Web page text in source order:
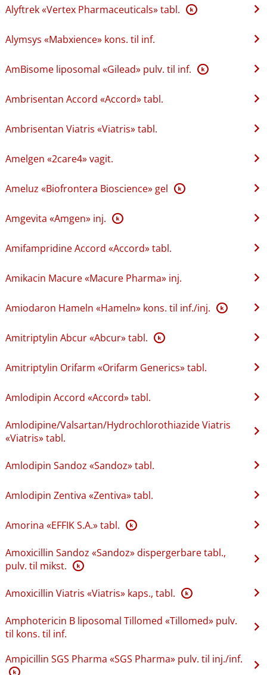
Alyftrek «Vertex Pharmaceuticals» tabl. K
Alymsys «Mabxience» kons. til inf.
AmBisome liposomal «Gilead» pulv. til inf. K
Ambrisentan Accord «Accord» tabl.
Ambrisentan Viatris «Viatris» tabl.
Amelgen «2care4» vagit.
Ameluz «Biofrontera Bioscience» gel K
Amgevita «Amgen» inj. K
Amifampridine Accord «Accord» tabl.
Amikacin Macure «Macure Pharma» inj.
Amiodaron Hameln «Hameln» kons. til inf.​/​inj. K
Amitriptylin Abcur «Abcur» tabl. K
Amitriptylin Orifarm «Orifarm Generics» tabl.
Amlodipin Accord «Accord» tabl.
Amlodipine​/​Valsartan​/​Hydrochlorothiazide Viatris
«Viatris» tabl.
Amlodipin Sandoz «Sandoz» tabl.
Amlodipin Zentiva «Zentiva» tabl.
Amorina «EFFIK S.A.» tabl. K
Amoxicillin Sandoz «Sandoz» dispergerbare tabl.,
pulv. til mikst. K
Amoxicillin Viatris «Viatris» kaps., tabl. K
Amphotericin B liposomal Tillomed «Tillomed» pulv.
til kons. til inf.
Ampicillin SGS Pharma «SGS Pharma» pulv. til inj.​/​inf.
K